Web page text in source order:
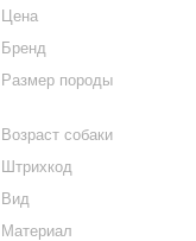
Цена
Бренд
Размер породы
Возраст собаки
Штрихкод
Вид
Материал